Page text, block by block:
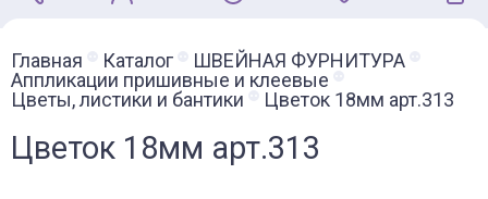
Главная Каталог
ШВЕЙНАЯ ФУРНИТУРА
Аппликации пришивные и клеевые
Цветы, листики и бантики
Цветок 18мм арт.313
Цветок 18мм арт.313